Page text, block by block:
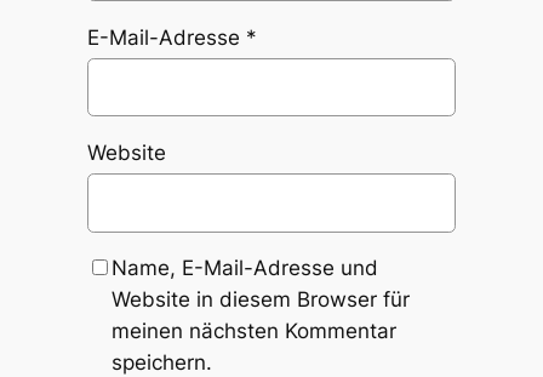
E-Mail-Adresse *
Website
Name, E-Mail-Adresse und
Website in diesem Browser für
meinen nächsten Kommentar
speichern.